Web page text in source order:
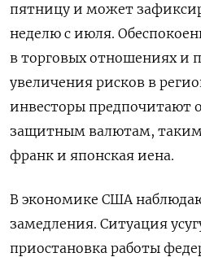
пятницу и может
неделю с июля.
в торговых отношениях и
увеличения рисков в
инвесторы предпочитают
защитным валютам,
франк и японская иена.
В экономике США
замедления. Ситуация
приостановка работы